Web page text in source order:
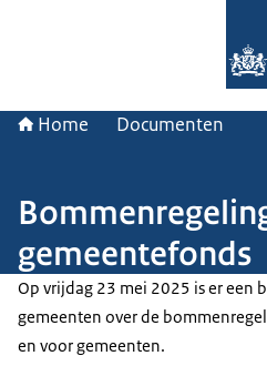
Home Documenten
gemeentefonds
Op vrijdag 23 mei 2025 is er een
gemeenten over de
en voor gemeenten.